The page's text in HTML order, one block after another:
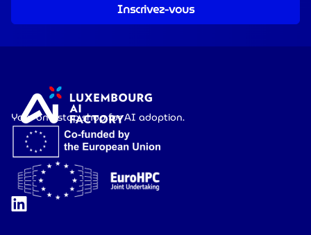
Inscrivez-vous
Your one-stop shop for AI adoption.